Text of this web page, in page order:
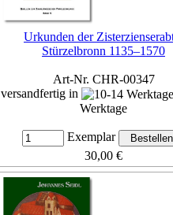
Urkunden der
Stürzelbronn 1135–1570
Art-Nr. CHR-00347
versandfertig in
Werktage
Exemplar
30,00 €
inkl. 7% MwSt,zzgl.